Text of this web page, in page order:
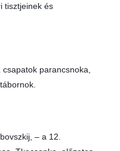
tisztjeinek és
parancsnoka,
– a 12.